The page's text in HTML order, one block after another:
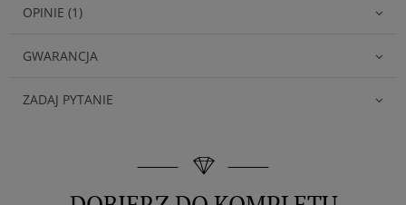
OPINIE (1)
GWARANCJA
ZADAJ PYTANIE